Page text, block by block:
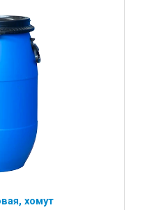
хомут